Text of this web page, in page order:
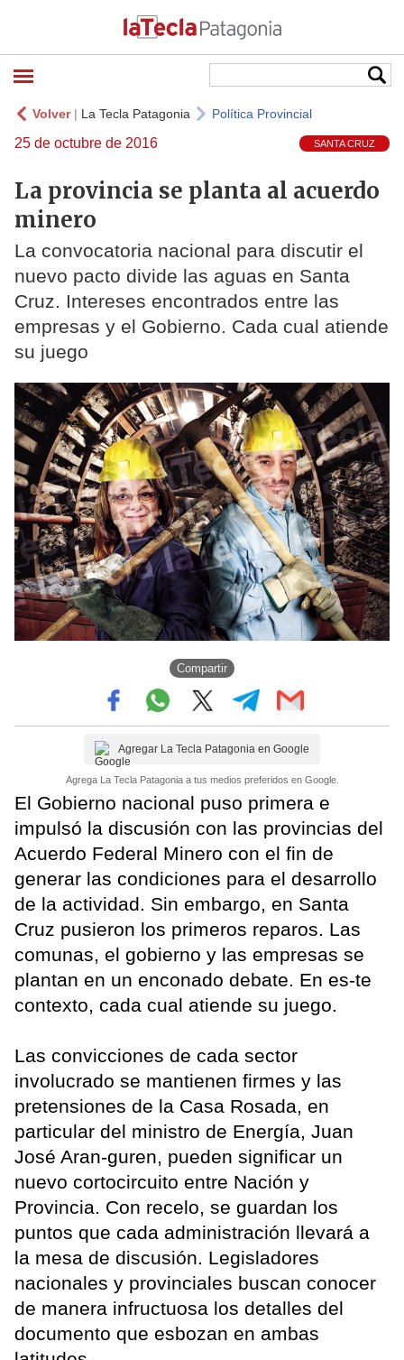
Volver| La Tecla Patagonia Política Provincial
25 de octubre de 2016 SANTA CRUZ
La provincia se planta al acuerdo
minero
La convocatoria nacional para discutir el
nuevo pacto divide las aguas en Santa
Cruz. Intereses encontrados entre las
empresas y el Gobierno. Cada cual atiende
su juego
Compartir
Agregar La Tecla Patagonia en Google
Agrega La Tecla Patagonia a tus medios preferidos en Google.
El Gobierno nacional puso primera e
impulsó la discusión con las provincias del
Acuerdo Federal Minero con el fin de
generar las condiciones para el desarrollo
de la actividad. Sin embargo, en Santa
Cruz pusieron los primeros reparos. Las
comunas, el gobierno y las empresas se
plantan en un enconado debate. En es-te
contexto, cada cual atiende su juego.
Las convicciones de cada sector
involucrado se mantienen firmes y las
pretensiones de la Casa Rosada, en
particular del ministro de Energía, Juan
José Aran-guren, pueden significar un
nuevo cortocircuito entre Nación y
Provincia. Con recelo, se guardan los
puntos que cada administración llevará a
la mesa de discusión. Legisladores
nacionales y provinciales buscan conocer
de manera infructuosa los detalles del
documento que esbozan en ambas